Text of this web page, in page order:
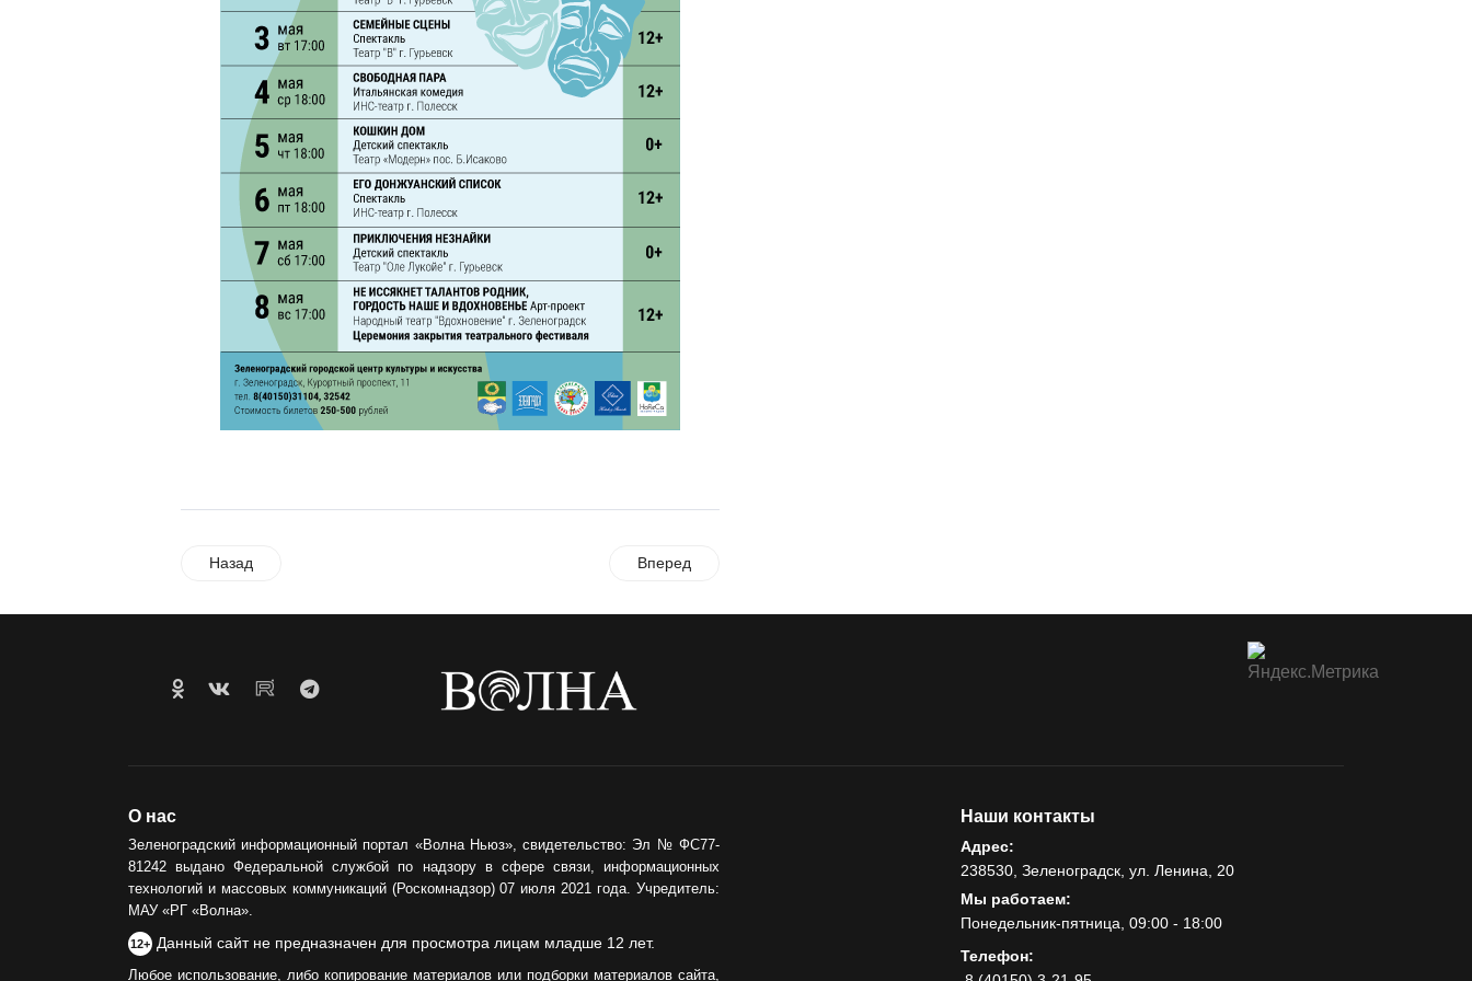
Назад Вперед
О нас
Зеленоградский информационный портал «Волна Ньюз», свидетельство: Эл № ФС77-
81242 выдано Федеральной службой по надзору в сфере связи, информационных
технологий и массовых коммуникаций (Роскомнадзор) 07 июля 2021 года. Учредитель:
МАУ «РГ «Волна».
12+ Данный сайт не предназначен для просмотра лицам младше 12 лет.
Любое использование, либо копирование материалов или подборки материалов сайта,
Наши контакты
Адрес:
238530, Зеленоградск, ул. Ленина, 20
Мы работаем:
Понедельник-пятница, 09:00 - 18:00
Телефон: